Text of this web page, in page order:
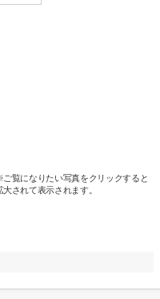
覧になりたい写真をクリックすると
大されて表示されます。